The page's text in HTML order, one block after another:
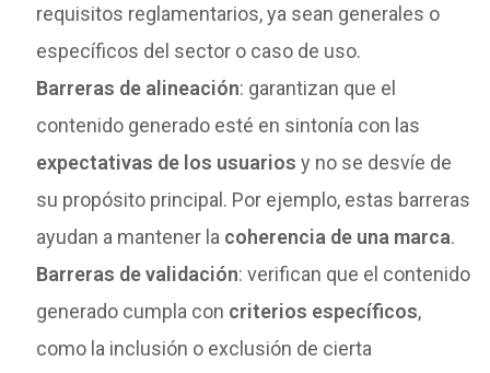
requisitos reglamentarios, ya sean generales o
específicos del sector o caso de uso.
Barreras de alineación: garantizan que el
contenido generado esté en sintonía con las
expectativas de los usuarios y no se desvíe de
su propósito principal. Por ejemplo, estas barreras
ayudan a mantener la coherencia de una marca.
Barreras de validación: verifican que el contenido
generado cumpla con criterios específicos,
como la inclusión o exclusión de cierta